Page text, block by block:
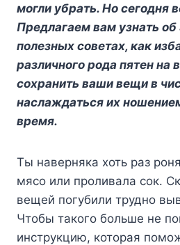
могли убрать. Но сегодня
Предлагаем вам узнать об
полезных советах, как
различного рода пятен на
сохранить ваши вещи в
наслаждаться их
время.
Ты наверняка хоть раз
мясо или проливала сок.
вещей погубили трудно
Чтобы такого больше не
инструкцию, которая